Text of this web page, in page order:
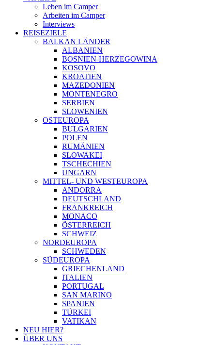
Leben im Camper
Arbeiten im Camper
Interviews
REISEZIELE
BALKAN LÄNDER
ALBANIEN
BOSNIEN-HERZEGOWINA
KOSOVO
KROATIEN
MAZEDONIEN
MONTENEGRO
SERBIEN
SLOWENIEN
OSTEUROPA
BULGARIEN
POLEN
RUMÄNIEN
SLOWAKEI
TSCHECHIEN
UNGARN
MITTEL- UND WESTEUROPA
ANDORRA
DEUTSCHLAND
FRANKREICH
MONACO
ÖSTERREICH
SCHWEIZ
NORDEUROPA
SCHWEDEN
SÜDEUROPA
GRIECHENLAND
ITALIEN
PORTUGAL
SAN MARINO
SPANIEN
TÜRKEI
VATIKAN
NEU HIER?
ÜBER UNS